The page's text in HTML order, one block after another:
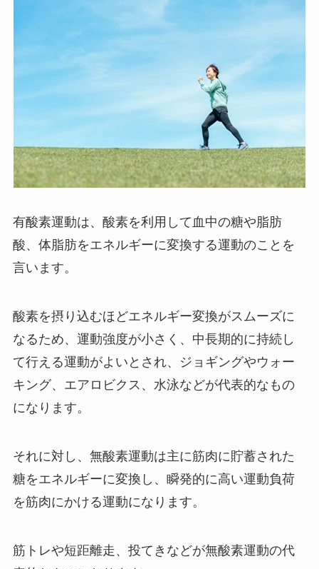
有酸素運動は、酸素を利用して血中の糖や脂肪
酸、体脂肪をエネルギーに変換する運動のことを
言います。
酸素を摂り込むほどエネルギー変換がスムーズに
なるため、運動強度が小さく、中長期的に持続し
て行える運動がよいとされ、ジョギングやウォー
キング、エアロビクス、水泳などが代表的なもの
になります。
それに対し、無酸素運動は主に筋肉に貯蓄された
糖をエネルギーに変換し、瞬発的に高い運動負荷
を筋肉にかける運動になります。
筋トレや短距離走、投てきなどが無酸素運動の代